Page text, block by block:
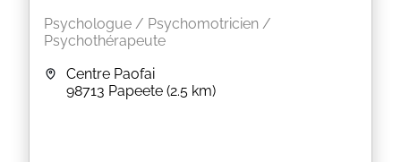
Psychologue / Psychomotricien /
Psychothérapeute
Centre Paofai
98713 Papeete (2.5 km)